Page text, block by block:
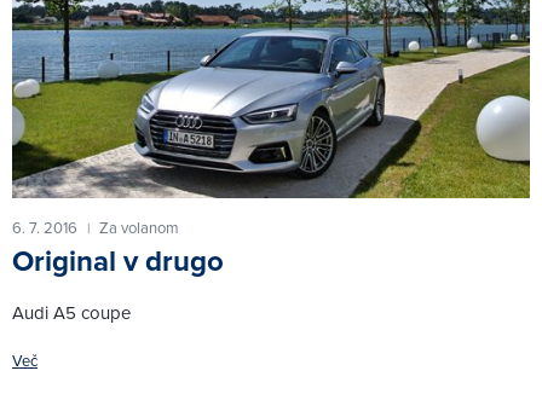
6. 7. 2016 | Za volanom
Original v drugo
Audi A5 coupe
Več